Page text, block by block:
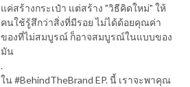
แค่สร้างกระเป๋า แต่สร้าง "วิธีคิดใหม่" ให้
คนใช้รู้สึกว่าสิ่งที่มีรอย ไม่ได้ด้อยคุณค่า
ของที่ไม่สมบูรณ์ ก็อาจสมบูรณ์ในแบบของ
มัน
.
ใน #BehindTheBrand EP. นี้ เราจะพาคุณ